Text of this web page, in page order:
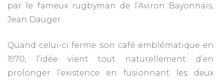
par le fameux rugbyman de l’Aviron Bayonnais,
Jean Dauger.
Quand celui-ci ferme son café emblématique en
1970, l’idée vient tout naturellement d’en
prolonger l’existence en fusionnant les deux